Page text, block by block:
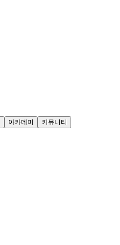
아카데미 커뮤니티